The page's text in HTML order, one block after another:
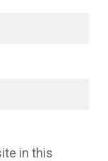
in this